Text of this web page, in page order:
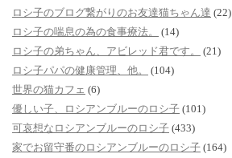
ロシ子のブログ繋がりのお友達猫ちゃん達 (22)
ロシ子の喘息の為の食事療法。
(14)
ロシ子の弟ちゃん、アビレッド君です。
(21)
ロシ子パパの健康管理、他。
(104)
世界の猫カフェ (6)
優しい子、ロシアンブルーのロシ子 (101)
可哀想なロシアンブルーのロシ子 (433)
家でお留守番のロシアンブルーのロシ子 (164)